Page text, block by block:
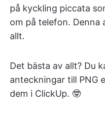
på kyckling piccata
om på telefon. Denna
allt.
Det bästa av allt? Du
anteckningar till PNG
dem i ClickUp. 🤓